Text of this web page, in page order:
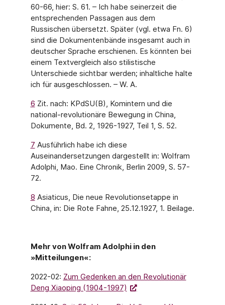
60-66, hier: S. 61. – Ich habe seinerzeit die
entsprechenden Passagen aus dem
Russischen übersetzt. Später (vgl. etwa Fn. 6)
sind die Dokumentenbände insgesamt auch in
deutscher Sprache erschienen. Es könnten bei
einem Textvergleich also stilistische
Unterschiede sichtbar werden; inhaltliche halte
ich für ausgeschlossen. – W. A.
6 Zit. nach: KPdSU(B), Komintern und die
national-revolutionäre Bewegung in China,
Dokumente, Bd. 2, 1926-1927, Teil 1, S. 52.
7 Ausführlich habe ich diese
Auseinandersetzungen dargestellt in: Wolfram
Adolphi, Mao. Eine Chronik, Berlin 2009, S. 57-
72.
8 Asiaticus, Die neue Revolutionsetappe in
China, in: Die Rote Fahne, 25.12.1927, 1. Beilage.
Mehr von Wolfram Adolphi in den
»Mitteilungen«:
2022-02: Zum Gedenken an den Revolutionär
Deng Xiaoping (1904-1997)